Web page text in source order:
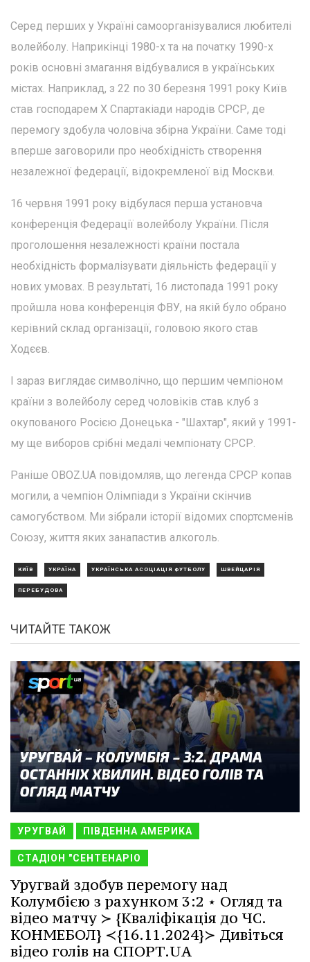
Серед перших у Україні самоорганізувалися любителі
волейболу. Наприкінці 1980-х та на початку 1990-х
років основні змагання відбувалися в українських
містах. Наприклад, з 22 по 30 березня 1991 року Київ
став господарем Х Спартакіади народів СРСР, де
перемогу здобула чоловіча збірна України. Саме тоді
вперше заговорили про необхідність створення
незалежної федерації, відокремленої від Москви.
16 червня 1991 року відбулася перша установча
конференція Федерації волейболу України. Після
проголошення незалежності країни постала
необхідність формалізувати діяльність федерації у
нових умовах. В результаті, 16 листопада 1991 року
пройшла нова конференція ФВУ, на якій було обрано
керівний склад організації, головою якого став
Ходєєв.
І зараз виглядає символічно, що першим чемпіоном
країни з волейболу серед чоловіків став клуб з
окупованого Росією Донецька - "Шахтар", який у 1991-
му ще виборов срібні медалі чемпіонату СРСР.
Раніше OBOZ.UA повідомляв, що легенда СРСР копав
могили, а чемпіон Олімпіади з України скінчив
самогубством. Ми зібрали історії відомих спортсменів
Союзу, життя яких занапастив алкоголь.
КИЇВ УКРАЇНА УКРАЇНСЬКА АСОЦІАЦІЯ ФУТБОЛУ ШВЕЙЦАРІЯ
ПЕРЕБУДОВА
ЧИТАЙТЕ ТАКОЖ
УРУГВАЙ ПІВДЕННА АМЕРИКА
СТАДІОН "СЕНТЕНАРІО
Уругвай здобув перемогу над
Колумбією з рахунком 3:2 ⋆ Огляд та
відео матчу ≻ {Кваліфікація до ЧС.
КОНМЕБОЛ} ≺{16.11.2024}≻ Дивіться
відео голів на СПОРТ.UA